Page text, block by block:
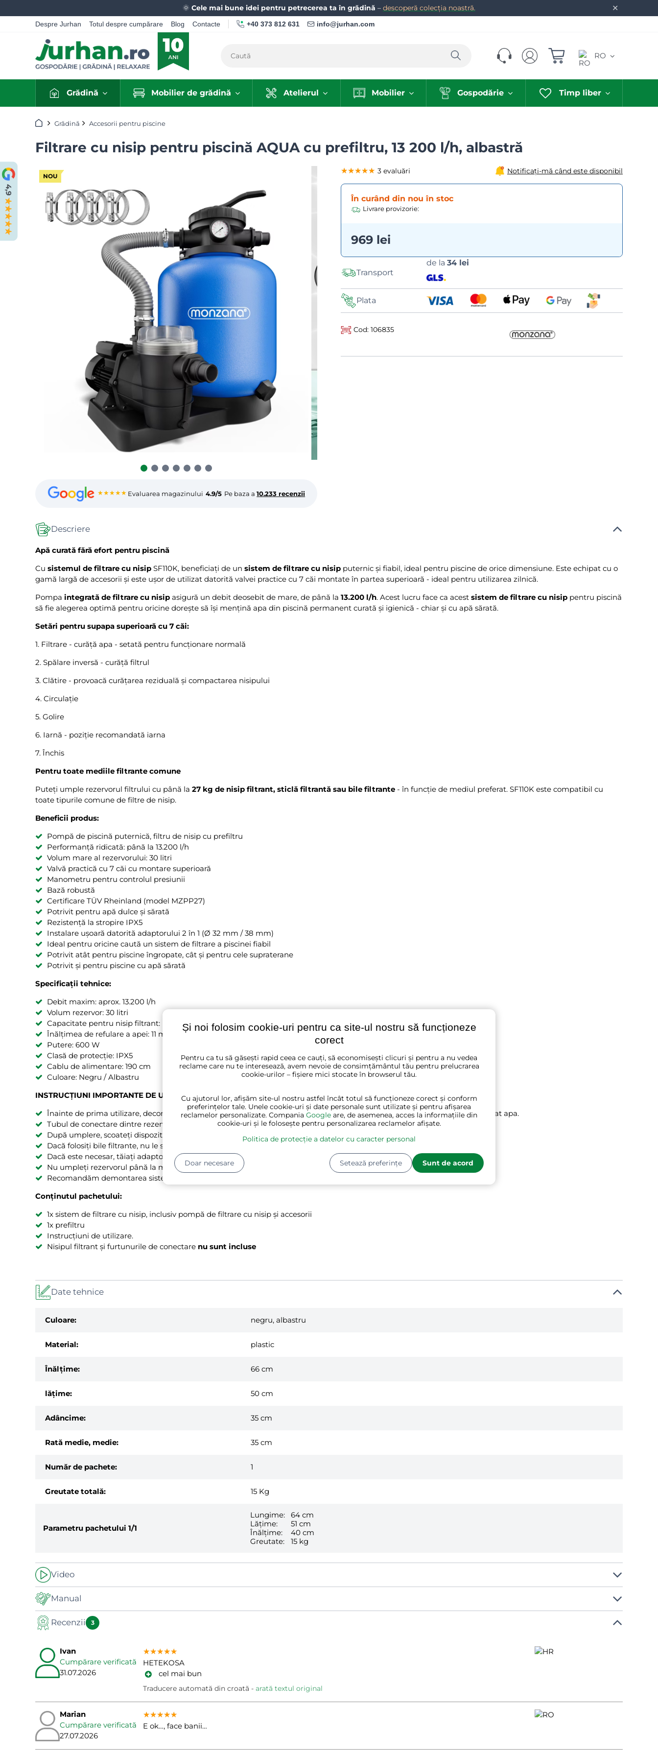
✕
🌞 Cele mai bune idei pentru petrecerea ta în grădină – descoperă colecția noastră.
Despre Jurhan Totul despre cumpărare Blog Contacte +40 373 812 631 info@jurhan.com
Caută RO
Grădină Mobilier de grădină Atelierul Mobilier Gospodărie Timp liber
Acasă Grădină Accesorii pentru piscine
Filtrare cu nisip pentru piscină AQUA cu prefiltru, 13 200 l/h, albastră
NOU
★★★★★ Evaluarea magazinului 4.9/5 Pe baza a10.233 recenzii
★★★★★
★★★★★
★★★★★ 3 evaluări Notificați-mă când este disponibil
În curând din nou în stoc
Livrare provizorie:
969 lei
Transport
de la34 lei
Plata
Cod: 106835
Descriere
Apă curată fără efort pentru piscină
Cu sistemul de filtrare cu nisip SF110K, beneficiați de un sistem de filtrare cu nisip puternic și fiabil, ideal pentru piscine de orice dimensiune. Este echipat cu o
gamă largă de accesorii și este ușor de utilizat datorită valvei practice cu 7 căi montate în partea superioară - ideal pentru utilizarea zilnică.
Pompa integrată de filtrare cu nisip asigură un debit deosebit de mare, de până la 13.200 l/h. Acest lucru face ca acest sistem de filtrare cu nisip pentru piscină
să fie alegerea optimă pentru oricine dorește să își mențină apa din piscină permanent curată și igienică - chiar și cu apă sărată.
Setări pentru supapa superioară cu 7 căi:
1. Filtrare - curăță apa - setată pentru funcționare normală
2. Spălare inversă - curăță filtrul
3. Clătire - provoacă curățarea reziduală și compactarea nisipului
4. Circulație
5. Golire
6. Iarnă - poziție recomandată iarna
7. Închis
Pentru toate mediile filtrante comune
Puteți umple rezervorul filtrului cu până la 27 kg de nisip filtrant, sticlă filtrantă sau bile filtrante - în funcție de mediul preferat. SF110K este compatibil cu
toate tipurile comune de filtre de nisip.
Beneficii produs:
Pompă de piscină puternică, filtru de nisip cu prefiltru
Performanță ridicată: până la 13.200 l/h
Volum mare al rezervorului: 30 litri
Valvă practică cu 7 căi cu montare superioară
Manometru pentru controlul presiunii
Bază robustă
Certificare TÜV Rheinland (model MZPP27)
Potrivit pentru apă dulce și sărată
Rezistență la stropire IPX5
Instalare ușoară datorită adaptorului 2 în 1 (Ø 32 mm / 38 mm)
Ideal pentru oricine caută un sistem de filtrare a piscinei fiabil
Potrivit atât pentru piscine îngropate, cât și pentru cele supraterane
Potrivit și pentru piscine cu apă sărată
Specificații tehnice:
Debit maxim: aprox. 13.200 l/h
Volum rezervor: 30 litri
Capacitate pentru nisip filtrant: max. 27 kg
Înălțimea de refulare a apei: 11 m
Putere: 600 W
Clasă de protecție: IPX5
Cablu de alimentare: 190 cm
Culoare: Negru / Albastru
INSTRUCȚIUNI IMPORTANTE DE UTILIZARE!:
Înainte de prima utilizare, deconectați de la priză și umpleți complet rezervorul filtrului cu apă - sistemul aspiră apoi automat apa.
Tubul de conectare dintre rezervor și pompă se află în interiorul rezervorului și trebuie conectat.
După umplere, scoateți dispozitivul de umplere.
Dacă folosiți bile filtrante, nu le spălați în contracurent.
Dacă este necesar, tăiați adaptorul pentru a se potrivi furtunului de 1,5".
Nu umpleți rezervorul până la margine - pentru o circulație optimă a aerului.
Recomandăm demontarea sistemului iarna - mai ales dacă există risc de îngheț.
Conținutul pachetului:
1x sistem de filtrare cu nisip, inclusiv pompă de filtrare cu nisip și accesorii
1x prefiltru
Instrucțiuni de utilizare.
Nisipul filtrant și furtunurile de conectare nu sunt incluse
Date tehnice
Culoare: negru, albastru
Material: plastic
Înălțime: 66 cm
lăţime: 50 cm
Adâncime: 35 cm
Rată medie, medie: 35 cm
Număr de pachete: 1
Greutate totală: 15 Kg
Parametru pachetului 1/1
Lungime:
64 cm
Lățime:
51 cm
Înălțime:
40 cm
Greutate:
15 kg
Video
- Manual
Manual
Recenzii 3
Ivan
Cumpărare verificată
31.07.2026
★★★★★
★★★★★
★★★★★
HETEKOSA
cel mai bun
Traducere automată din croată arată textul original
Marian
Cumpărare verificată
27.07.2026
★★★★★
★★★★★
★★★★★
E ok…, face banii…
Și noi folosim cookie-uri pentru ca site-ul nostru să funcționeze
corect
Pentru ca tu să găsești rapid ceea ce cauți, să economisești clicuri și pentru a nu vedea
reclame care nu te interesează, avem nevoie de consimțământul tău pentru prelucrarea
cookie-urilor – fișiere mici stocate în browserul tău.
Cu ajutorul lor, afișăm site-ul nostru astfel încât totul să funcționeze corect și conform
preferințelor tale. Unele cookie-uri și date personale sunt utilizate și pentru afișarea
reclamelor personalizate. Compania Google are, de asemenea, acces la informațiile din
cookie-uri și le folosește pentru personalizarea reclamelor afișate.
Politica de protecție a datelor cu caracter personal
Setează preferințe Sunt de acord
Doar necesare